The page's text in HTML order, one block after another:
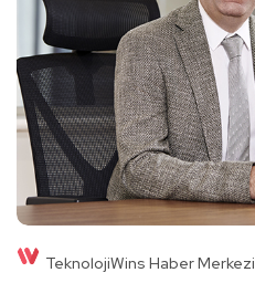
TeknolojiWins Haber Merkezi